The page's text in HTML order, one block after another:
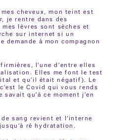
cheveux, mon teint est
je rentre dans des
lèvres sont sèches et
sur internet si un
à mon compagnon
l’une d’entre elles
Elles me font le test
et qu’il était négatif). Le
le Covid qui vous rends
qu’à ce moment j’en
sang revient et l’interne
ré hydratation.